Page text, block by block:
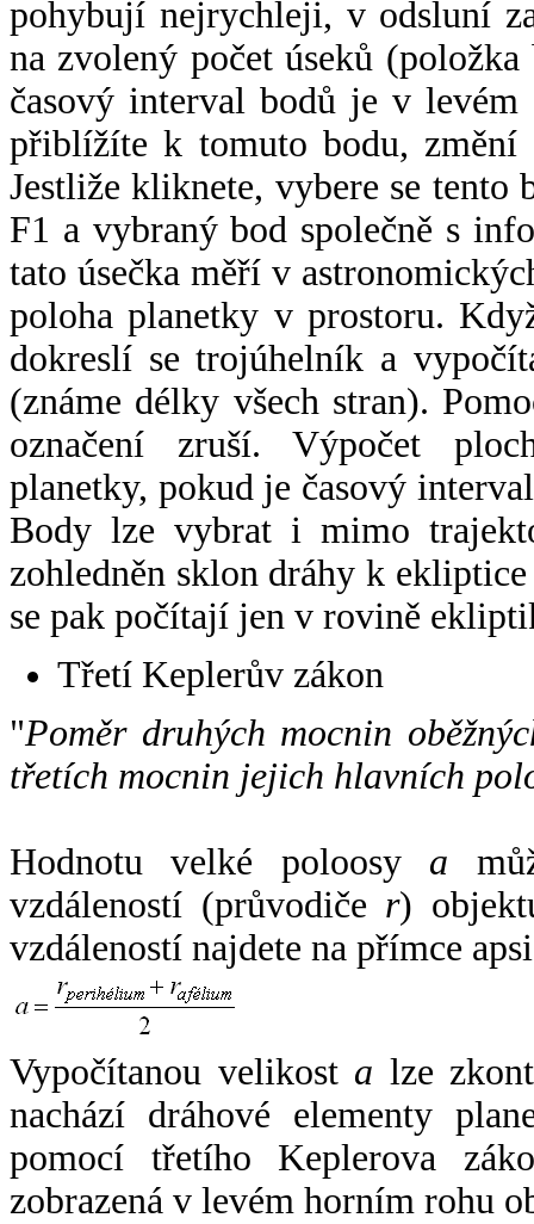
pohybují nejrychleji, v odsluní
na zvolený počet úseků
časový interval bodů je v
přiblížíte k tomuto bodu,
Jestliže kliknete, vybere se tento
F1 a vybraný bod společně s
tato úsečka měří v
poloha planetky v prostoru.
dokreslí se trojúhelník a
(známe délky všech stran).
označení zruší. Výpočet
planetky, pokud je časový
Body lze vybrat i mimo
zohledněn sklon dráhy k
se pak počítají jen v rovině
Třetí Keplerův zákon
"Poměr druhých mocnin
třetích mocnin jejich hlavních
Hodnotu velké poloosy a
vzdáleností (průvodiče r)
vzdáleností najdete na přímce
Vypočítanou velikost a lze
nachází dráhové elementy
pomocí třetího Keplerova
zobrazená v levém horním rohu